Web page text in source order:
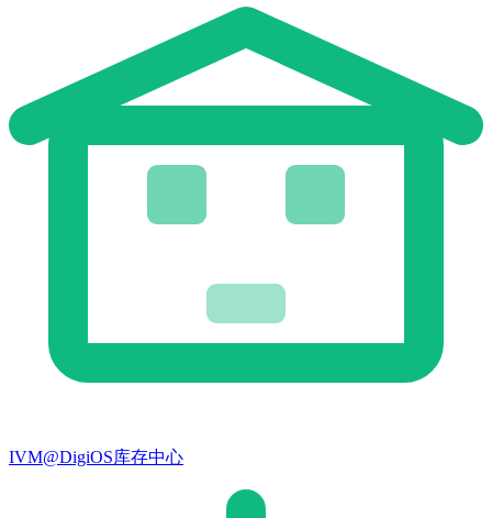
IVM@DigiOS库存中心